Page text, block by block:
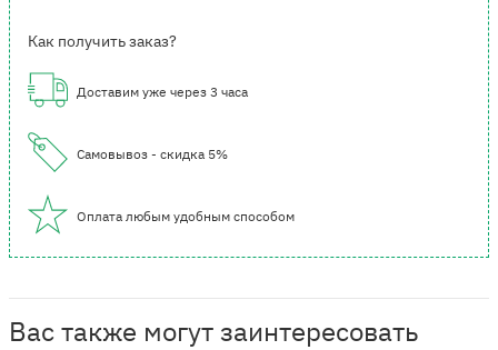
Как получить заказ?
Доставим уже через 3 часа
Самовывоз - скидка 5%
Оплата любым удобным способом
Вас также могут заинтересовать